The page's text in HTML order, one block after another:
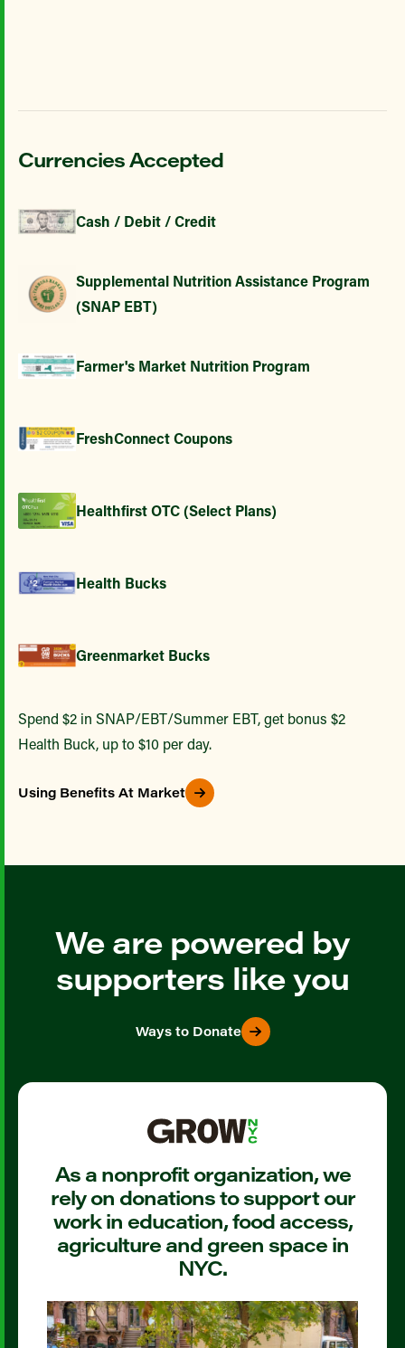
Currencies Accepted
Cash / Debit / Credit
Supplemental Nutrition Assistance Program
(SNAP EBT)
Farmer's Market Nutrition Program
FreshConnect Coupons
Healthfirst OTC (Select Plans)
Health Bucks
Greenmarket Bucks
Spend $2 in SNAP/EBT/Summer EBT, get bonus $2
Health Buck, up to $10 per day.
Using Benefits At Market
We are powered by
supporters like you
Ways to Donate
As a nonprofit organization, we
rely on donations to support our
work in education, food access,
agriculture and green space in
NYC.